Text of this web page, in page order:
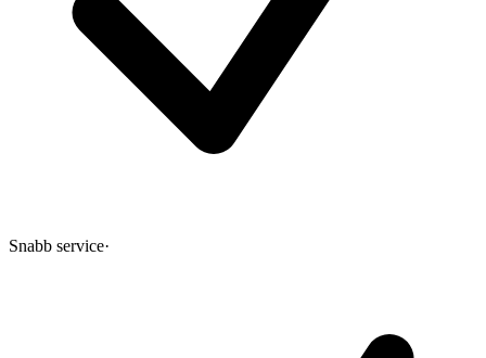
Snabb service·